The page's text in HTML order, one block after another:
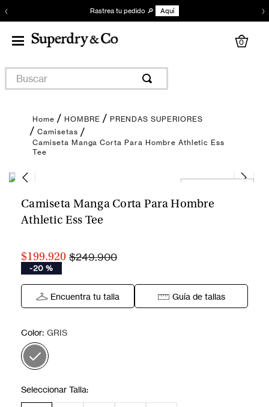
‹ Rastrea tu pedido 🔎 Aquí ›
0
Buscar
HOMBRE
PRENDAS SUPERIORES
Camisetas
Camiseta Manga Corta Para Hombre Athletic Ess
Tee
Camiseta Manga Corta Para Hombre
Athletic Ess Tee
$199.920 $249.900
-20 %
Encuentra tu talla Guía de tallas
Color: GRIS